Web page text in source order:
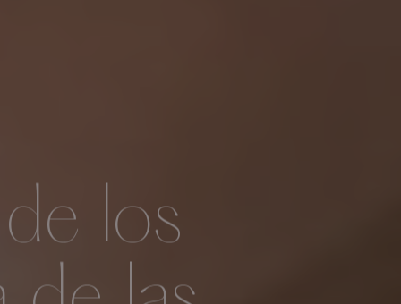
los